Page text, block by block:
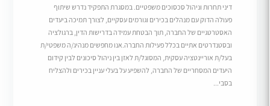
דיני תחרות וניהול סכסוכים משפטיים. במסגרת התפקיד נדרש שיתוף
פעולה הדוק עם מנהלים בכירים וגורמים עסקיים, לצורך תמיכה ביעדים
האסטרטגיים של החברה, תוך הבטחת עמידה בדרישות הדין, ברגולציה
ובסטנדרטים אתיים בכלל פעילות החברה.אנו מחפשים מנהיג/ה משפטי/ת
בעל/ת אוריינטציה עסקית, המסוגל/ת לאזן בין ניהול סיכונים לבין קידום
היעדים המסחריים של החברה, להשפיע על בעלי עניין בכירים ולהצליח
בסבי...